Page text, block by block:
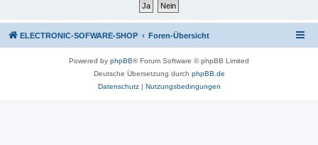
ELECTRONIC-SOFWARE-SHOP Foren-Übersicht
Powered by phpBB® Forum Software © phpBB Limited
Deutsche Übersetzung durch phpBB.de
Datenschutz| Nutzungsbedingungen